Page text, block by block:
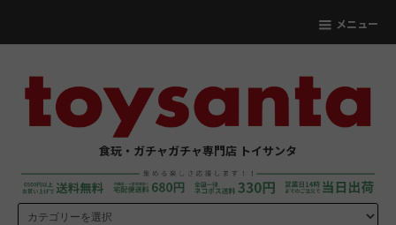
メニュー
食玩・ガチャガチャ専門店 トイサンタ